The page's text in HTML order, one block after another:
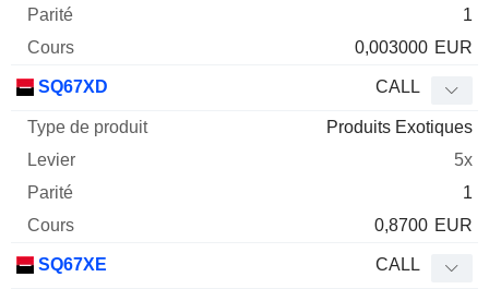
1
0,003000 EUR
SQ67XD CALL
Produits Exotiques
5x
1
0,8700 EUR
SQ67XE CALL